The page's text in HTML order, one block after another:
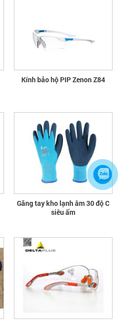
Kính bảo hộ PIP Zenon Z84
Găng tay kho lạnh âm 30 độ C
siêu ấm